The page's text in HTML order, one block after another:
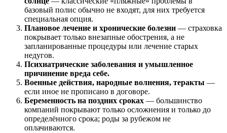
базовый полис обычно не входят, для них требуется
специальная опция.
Плановое лечение и хронические болезни — страховка
покрывает только внезапные обострения, а не
запланированные процедуры или лечение старых
недугов.
Психиатрические заболевания и умышленное
причинение вреда себе.
Военные действия, народные волнения, теракты —
если иное не прописано в договоре.
Беременность на поздних сроках — большинство
компаний покрывают только осложнения и только до
определённого срока; роды за рубежом не
оплачиваются.